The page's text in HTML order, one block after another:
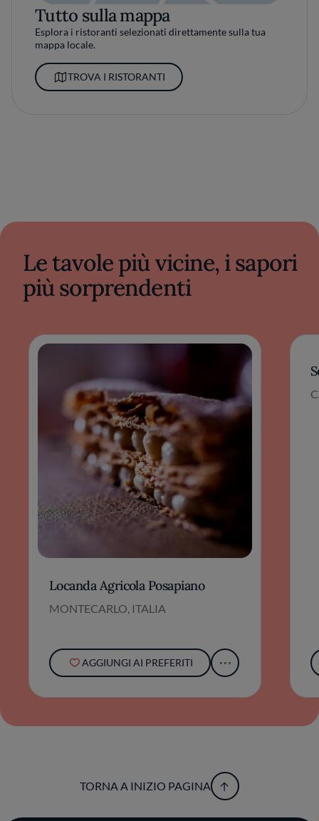
Tutto sulla mappa
Esplora i ristoranti selezionati direttamente sulla tua
mappa locale.
TROVA I RISTORANTI
Le tavole più vicine, i sapori
più sorprendenti
Locanda Agricola Posapiano
MONTECARLO, ITALIA
AGGIUNGI AI PREFERITI
TORNA A INIZIO PAGINA